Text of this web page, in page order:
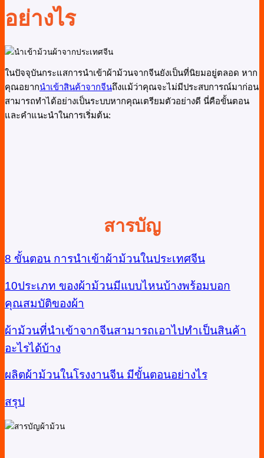
อย่างไร
ในปัจจุบันกระแสการนำเข้าผ้าม้วนจากจีนยังเป็นที่นิยมอยู่ตลอด หาก
คุณอยากนำเข้าสินค้าจากจีนถึงแม้ว่าคุณจะไม่มีประสบการณ์มาก่อน
สามารถทำได้อย่างเป็นระบบหากคุณเตรียมตัวอย่างดี นี่คือขั้นตอน
และคำแนะนำในการเริ่มต้น:
สารบัญ
8 ขั้นตอน การนำเข้าผ้าม้วนในประเทศจีน
10ประเภท ของผ้าม้วนมีแบบไหนบ้างพร้อมบอก
คุณสมบัติของผ้า
ผ้าม้วนที่นำเข้าจากจีนสามารถเอาไปทำเป็นสินค้า
อะไรได้บ้าง
ผลิตผ้าม้วนในโรงงานจีน มีขั้นตอนอย่างไร
สรุป